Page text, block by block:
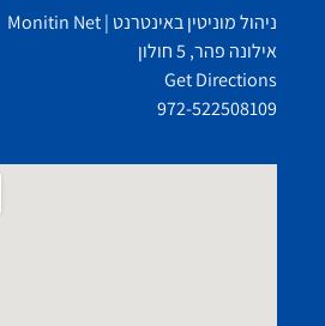
ניהול מוניטין באינטרנט | Monitin Net
אילונה פהר, 5 חולון
Get Directions
972-522508109